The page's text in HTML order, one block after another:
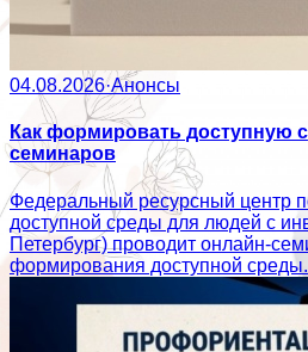
04.08.2026·Анонсы
Как формировать доступную
семинаров
Федеральный ресурсный центр
доступной среды для людей с
Петербург) проводит онлайн-
формирования доступной среды.